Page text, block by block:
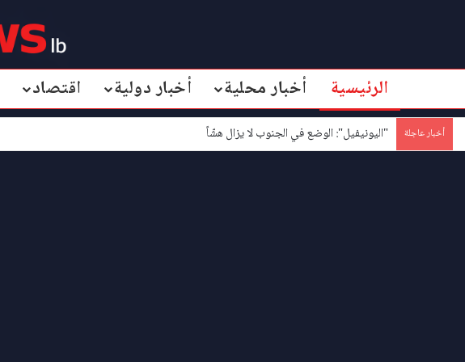
الرئيسية أخبار محلية أخبار دولية اقتصاد
أخبار عاجلة "اليونيفيل": الوضع في الجنوب لا يزال هشّاً